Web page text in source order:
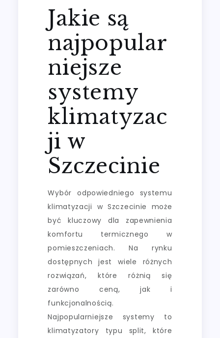
Jakie są
najpopular
niejsze
systemy
klimatyzac
ji w
Szczecinie
Wybór odpowiedniego systemu
klimatyzacji w Szczecinie może
być kluczowy dla zapewnienia
komfortu termicznego w
pomieszczeniach. Na rynku
dostępnych jest wiele różnych
rozwiązań, które różnią się
zarówno ceną, jak i
funkcjonalnością.
Najpopularniejsze systemy to
klimatyzatory typu split, które